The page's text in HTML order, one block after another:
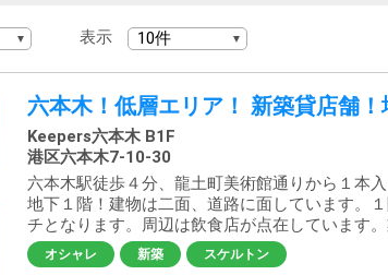
表示
六本木！低層エリア！ 新築貸店舗
Keepers六本⽊ B1F
港区六本木7-10-30
六本木駅徒歩４分、龍土町美術館通りから１本
地下１階！建物は二面、道路に面しています。
チとなります。周辺は飲食店が点在しています
オシャレ 新築 スケルトン